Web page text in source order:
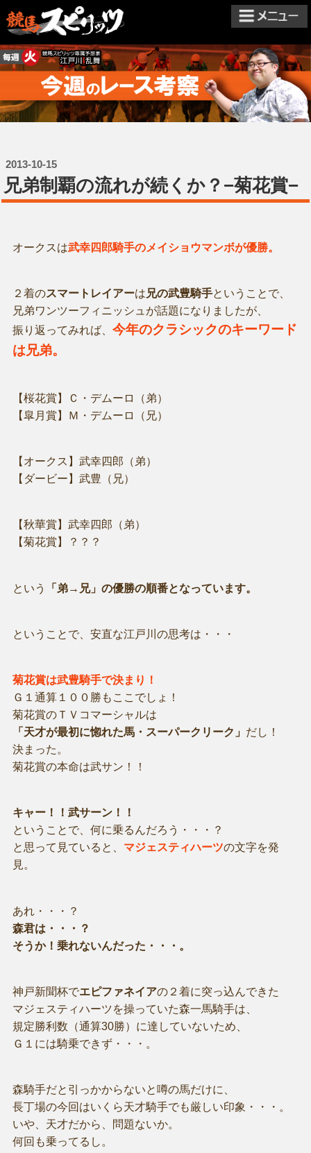
2013-10-15
兄弟制覇の流れが続くか？−菊花賞−
オークスは武幸四郎騎手のメイショウマンボが優勝。
２着のスマートレイアーは 兄の武豊騎手ということで、
兄弟ワンツーフィニッシュが話題になりましたが、
振り返ってみれば、 今年のクラシックのキーワード
は兄弟。
【桜花賞】Ｃ・デムーロ（弟）
【皐月賞】Ｍ・デムーロ（兄）
【オークス】武幸四郎（弟）
【ダービー】武豊（兄）
【秋華賞】武幸四郎（弟）
【菊花賞】？？？
という 「弟→兄」の優勝の順番となっています。
ということで、安直な江戸川の思考は・・・
菊花賞は武豊騎手で決まり！
Ｇ１通算１００勝もここでしょ！
菊花賞のＴＶコマーシャルは
「天才が最初に惚れた馬・スーパークリーク」 だし！
決まった。
菊花賞の本命は武サン！！
キャー！！武サーン！！
ということで、何に乗るんだろう・・・？
と思って見ていると、 マジェスティハーツの文字を発
見。
あれ・・・？
森君は・・・？
そうか！乗れないんだった・・・。
神戸新聞杯でエピファネイアの２着に突っ込んできた
マジェスティハーツを操っていた森一馬騎手は、
規定勝利数（通算30勝）に達していないため、
Ｇ１には騎乗できず・・・。
森騎手だと引っかからないと噂の馬だけに、
長丁場の今回はいくら天才騎手でも厳しい印象・・・。
いや、天才だから、問題ないか。
何回も乗ってるし。